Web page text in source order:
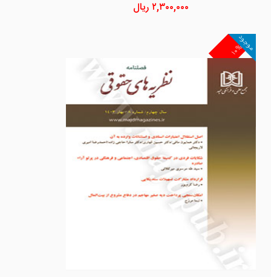
۲,۳۰۰,۰۰۰ریال
۱۰%
موجود